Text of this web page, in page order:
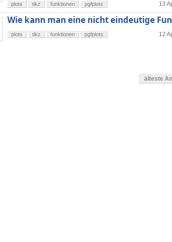
13
plots tikz funktionen pgfplots
Wie kann man eine nicht eindeutige
12
plots tikz funktionen pgfplots
älteste